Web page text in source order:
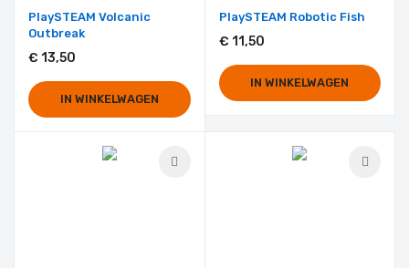
PlaySTEAM Volcanic
Outbreak
€ 13,50
IN WINKELWAGEN
PlaySTEAM Robotic Fish
€ 11,50
IN WINKELWAGEN